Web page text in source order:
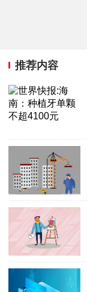
推荐内容